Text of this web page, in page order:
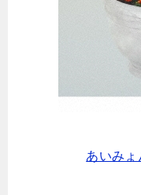
あいみょ